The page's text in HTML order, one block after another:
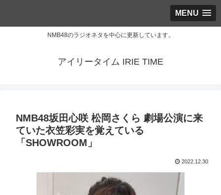
MENU
NMB48のラジオネタを中心に更新しています。
アイリータイム IRIE TIME
NMB48坂田心咲 松岡さくら 劇場公演に来
ていた衣笠彩実を覚えている
「SHOWROOM」
2022.12.30